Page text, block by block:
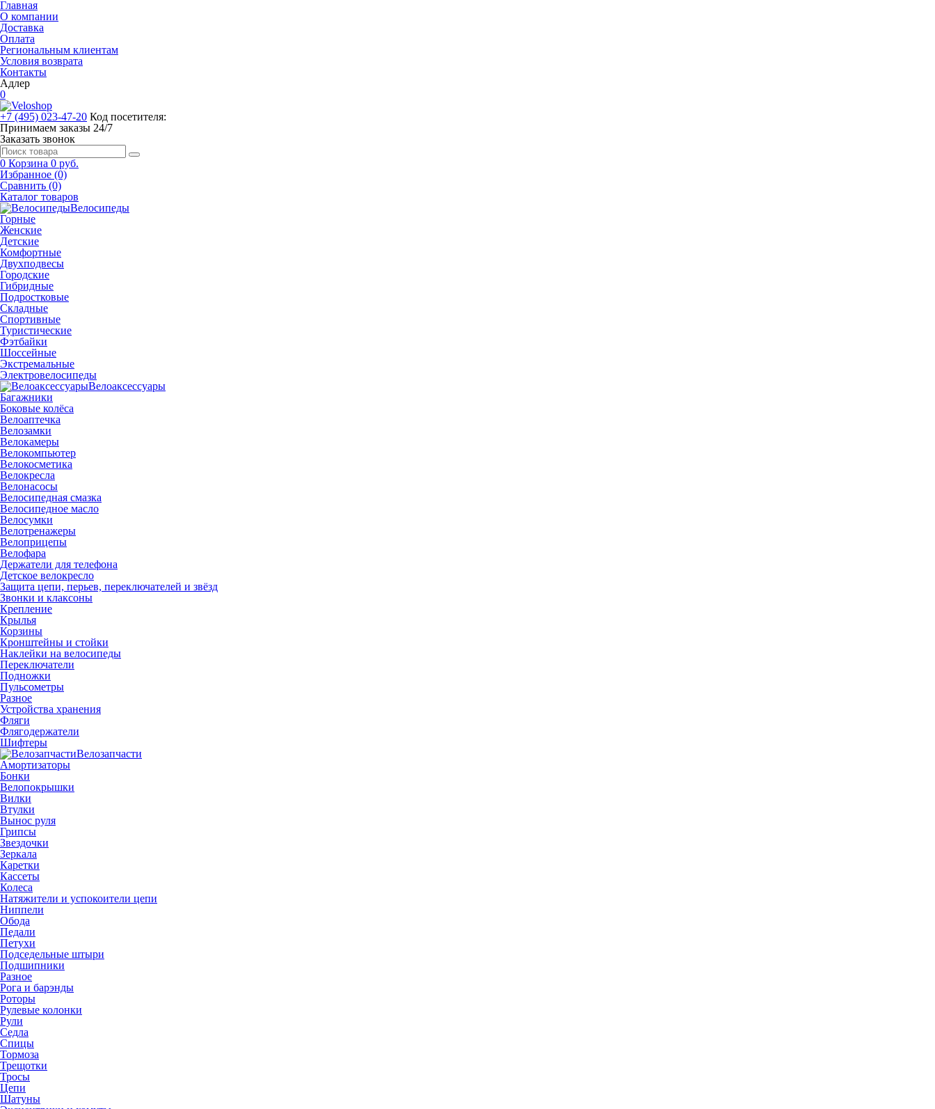
Главная
О компании
Доставка
Оплата
Региональным клиентам
Условия возврата
Контакты
Адлер
0
+7 (495) 023-47-20 Код посетителя:
Принимаем заказы 24/7
Заказать звонок
0 Корзина 0 руб.
Избранное (0)
Сравнить (0)
Каталог товаров
Велосипеды
Горные
Женские
Детские
Комфортные
Двухподвесы
Городские
Гибридные
Подростковые
Складные
Спортивные
Туристические
Фэтбайки
Шоссейные
Экстремальные
Электровелосипеды
Велоаксессуары
Багажники
Боковые колёса
Велоаптечка
Велозамки
Велокамеры
Велокомпьютер
Велокосметика
Велокресла
Велонасосы
Велосипедная смазка
Велосипедное масло
Велосумки
Велотренажеры
Велоприцепы
Велофара
Держатели для телефона
Детское велокресло
Защита цепи, перьев, переключателей и звёзд
Звонки и клаксоны
Крепление
Крылья
Корзины
Кронштейны и стойки
Наклейки на велосипеды
Переключатели
Подножки
Пульсометры
Разное
Устройства хранения
Фляги
Флягодержатели
Шифтеры
Велозапчасти
Амортизаторы
Бонки
Велопокрышки
Вилки
Втулки
Вынос руля
Грипсы
Звездочки
Зеркала
Каретки
Кассеты
Колеса
Натяжители и успокоители цепи
Ниппели
Обода
Педали
Петухи
Подседельные штыри
Подшипники
Разное
Рога и барэнды
Роторы
Рулевые колонки
Рули
Седла
Спицы
Тормоза
Трещотки
Тросы
Цепи
Шатуны